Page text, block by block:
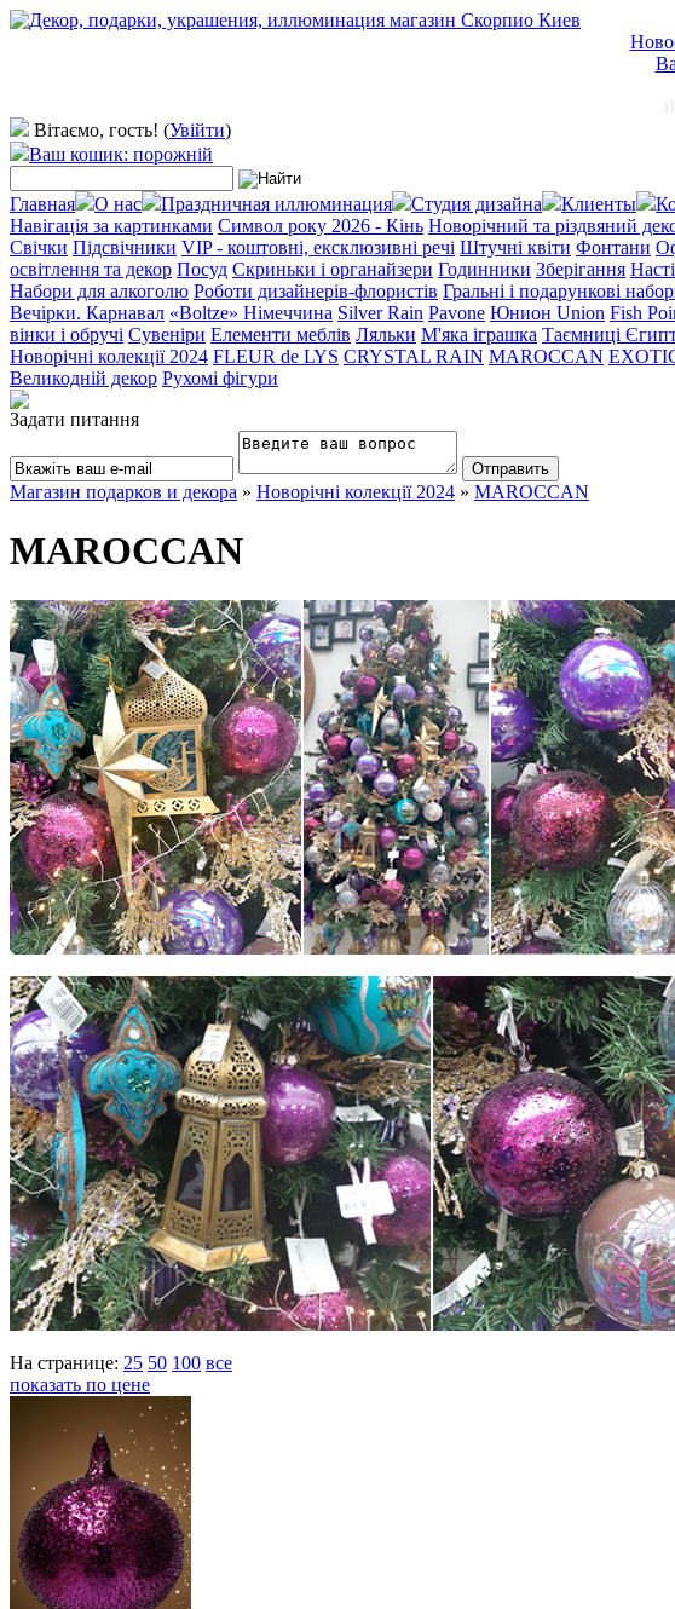
Вітаємо, гость! (Увійти)
Ваш кошик: порожній
Главная О нас Праздничная иллюминация Студия дизайна Клиенты
Навігація за картинками Символ року 2026 - Кінь Новорічний та різдвяний
Свічки Підсвічники VIP - коштовні, ексклюзивні речі Штучні квіти Фонтани
освітлення та декор Посуд Скриньки і органайзери Годинники Зберігання
Набори для алкоголю Роботи дизайнерів-флористів Гральні і подарункові
Вечірки. Карнавал «Boltze» Німеччина Silver Rain Pavone Юнион Union Fish
вінки і обручі Сувеніри Елементи меблів Ляльки М'яка іграшка Таємниці
Новорічні колекції 2024 FLEUR de LYS CRYSTAL RAIN MAROCCAN
Великодній декор Рухомі фігури
Задати питання
Магазин подарков и декора » Новорічні колекції 2024 » MAROCCAN
MAROCCAN
На странице: 25 50 100 все
показать по цене